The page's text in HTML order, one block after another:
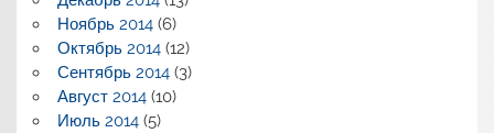
Ноябрь 2014(6)
Октябрь 2014(12)
Сентябрь 2014(3)
Август 2014(10)
Июль 2014(5)